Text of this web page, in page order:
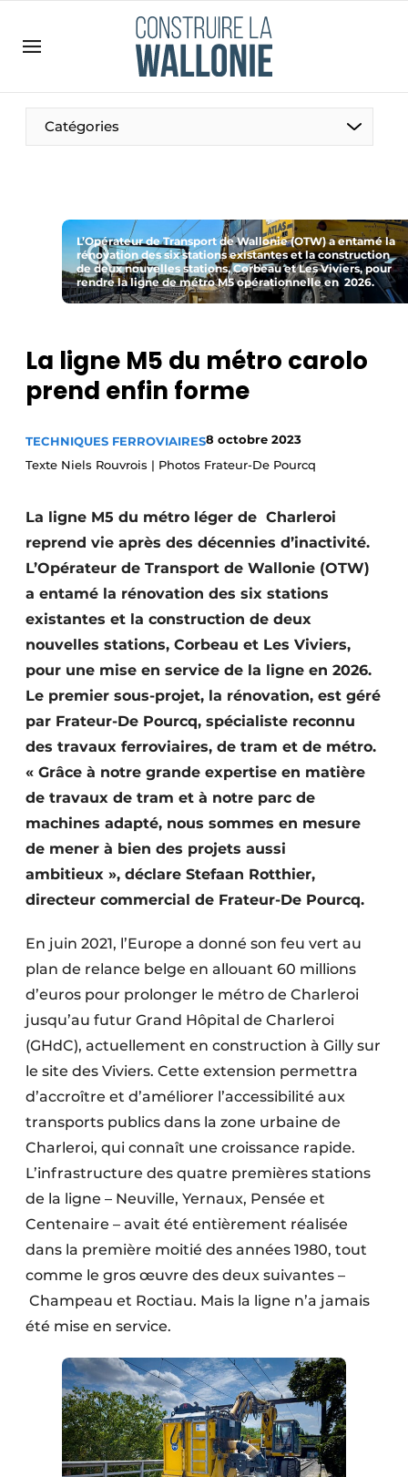
Emploi
Enregistrer une offre d’emploi
Meest gelezen
Newsletter
Podcasts
S’inscrire à l’événement
S’inscrire
Video’s
Catégories
Construction bois
Contrôle d’accès
Éclairage
Fondations
Façades
Géotextiles
Infrastructures souterraines et égouttage
Protection solaire
Rénovation
Software
Techniques ferroviaires
Travaux ferroviaires
L’Opérateur de Transport de Wallonie (OTW) a entamé la
rénovation des six stations existantes et la construction
de deux nouvelles stations, Corbeau et Les Viviers, pour
rendre la ligne de métro M5 opérationnelle en 2026.
La ligne M5 du métro carolo
prend enfin forme
TECHNIQUES FERROVIAIRES8 octobre 2023
Texte Niels Rouvrois | Photos Frateur-De Pourcq
La ligne M5 du métro léger de Charleroi
reprend vie après des décennies d’inactivité.
L’Opérateur de Transport de Wallonie (OTW)
a entamé la rénovation des six stations
existantes et la construction de deux
nouvelles stations, Corbeau et Les Viviers,
pour une mise en service de la ligne en 2026.
Le premier sous-projet, la rénovation, est géré
par Frateur-De Pourcq, spécialiste reconnu
des travaux ferroviaires, de tram et de métro.
« Grâce à notre grande expertise en matière
de travaux de tram et à notre parc de
machines adapté, nous sommes en mesure
de mener à bien des projets aussi
ambitieux », déclare Stefaan Rotthier,
directeur commercial de Frateur-De Pourcq.
En juin 2021, l’Europe a donné son feu vert au
plan de relance belge en allouant 60 millions
d’euros pour prolonger le métro de Charleroi
jusqu’au futur Grand Hôpital de Charleroi
(GHdC), actuellement en construction à Gilly sur
le site des Viviers. Cette extension permettra
d’accroître et d’améliorer l’accessibilité aux
transports publics dans la zone urbaine de
Charleroi, qui connaît une croissance rapide.
L’infrastructure des quatre premières stations
de la ligne – Neuville, Yernaux, Pensée et
Centenaire – avait été entièrement réalisée
dans la première moitié des années 1980, tout
comme le gros œuvre des deux suivantes –
Champeau et Roctiau. Mais la ligne n’a jamais
été mise en service.